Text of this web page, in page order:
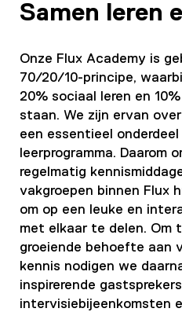
Samen leren
Onze Flux Academy is
70/20/10-principe,
20% sociaal leren en
staan. We zijn ervan
een essentieel
leerprogramma. Daarom
regelmatig
vakgroepen binnen Flux
om op een leuke en
met elkaar te delen. Om
groeiende behoefte aan
kennis nodigen we
inspirerende
intervisiebijeenkomsten